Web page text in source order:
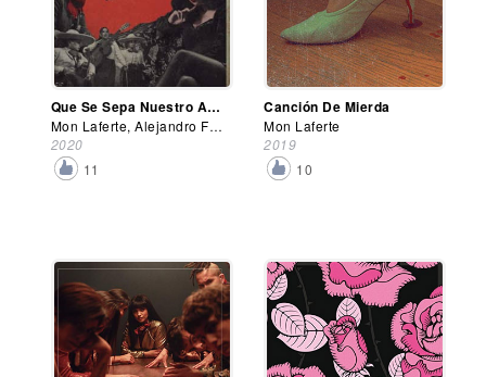
Que Se Sepa Nuestro Amor
Mon Laferte, Alejandro Fernández
2020
11
Canción De Mierda
Mon Laferte
2019
10